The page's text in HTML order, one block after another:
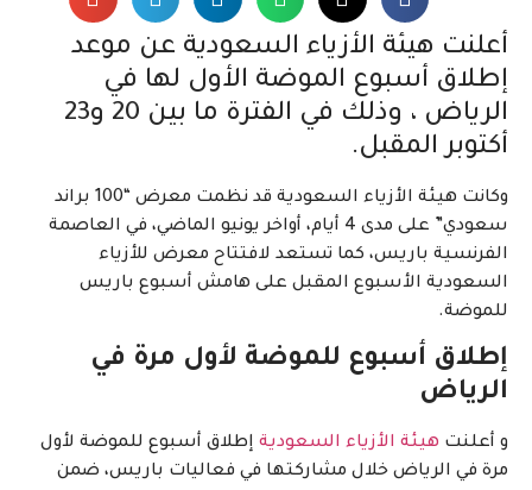
أعلنت هيئة الأزياء السعودية عن موعد
إطلاق أسبوع الموضة الأول لها في
الرياض ، وذلك في الفترة ما بين 20 و23
أكتوبر المقبل.
وكانت هيئة الأزياء السعودية قد نظمت معرض “100 براند
سعودي” على مدى 4 أيام، أواخر يونيو الماضي، في العاصمة
الفرنسية باريس، كما تستعد لافتتاح معرض للأزياء
السعودية الأسبوع المقبل على هامش أسبوع باريس
للموضة.
إطلاق أسبوع للموضة لأول مرة في
الرياض
و أعلنت هيئة الأزياء السعودية إطلاق أسبوع للموضة لأول
مرة في الرياض خلال مشاركتها في فعاليات باريس، ضمن